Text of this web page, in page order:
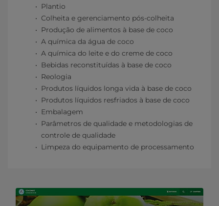
Plantio
Colheita e gerenciamento pós-colheita
Produção de alimentos à base de coco
A química da água de coco
A química do leite e do creme de coco
Bebidas reconstituídas à base de coco
Reologia
Produtos líquidos longa vida à base de coco
Produtos líquidos resfriados à base de coco
Embalagem
Parâmetros de qualidade e metodologias de
controle de qualidade
Limpeza do equipamento de processamento​